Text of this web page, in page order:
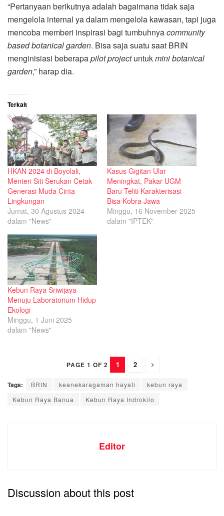
“Pertanyaan berikutnya adalah bagaimana tidak saja
mengelola internal ya dalam mengelola kawasan, tapi juga
mencoba memberi inspirasi bagi tumbuhnyacommunity
based botanical garden. Bisa saja suatu saat BRIN
menginisiasi beberapapilot projectuntukmini botanical
garden,” harap dia.
Terkait
HKAN 2024 di Boyolali,
Menteri Siti Serukan Cetak
Generasi Muda Cinta
Lingkungan
Jumat, 30 Agustus 2024
dalam "News"
Kasus Gigitan Ular
Meningkat, Pakar UGM
Baru Teliti Karakterisasi
Bisa Kobra Jawa
Minggu, 16 November 2025
dalam "IPTEK"
Kebun Raya Sriwijaya
Menuju Laboratorium Hidup
Ekologi
Minggu, 1 Juni 2025
dalam "News"
PAGE 1 OF 2 1 2
Tags: BRIN keanekaragaman hayati
kebun raya
Kebun Raya Banua
Kebun Raya Indrokilo
Editor
Discussion about this post